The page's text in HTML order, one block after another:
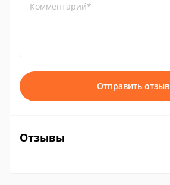
Комментарий*
Отправить отзыв
Отзывы